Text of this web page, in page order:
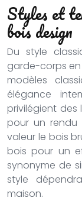
Styles et
bois design
Du style
garde-corps en
modèles
élégance
privilégient des
pour un rendu
valeur le bois
bois pour un
synonyme de
style
maison.